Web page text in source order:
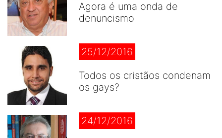
Agora é uma onda de
denuncismo
25/12/2016
Todos os cristãos condenam
os gays?
24/12/2016